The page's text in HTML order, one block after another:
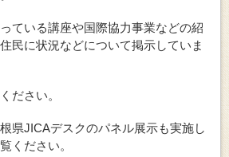
ている講座や国際協力事業などの紹
民に状況などについて掲示していま
ださい。
県JICAデスクのパネル展示も実施し
ください。